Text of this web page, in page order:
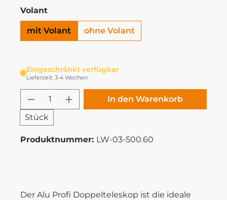
Volant
mit Volant ohne Volant
Eingeschränkt verfügbar
Lieferzeit: 3-4 Wochen
Produkt Anzahl: Gib den
Stück
In den Warenkorb
Produktnummer: LW-03-500.60
Der Alu Profi Doppelteleskop ist die ideale